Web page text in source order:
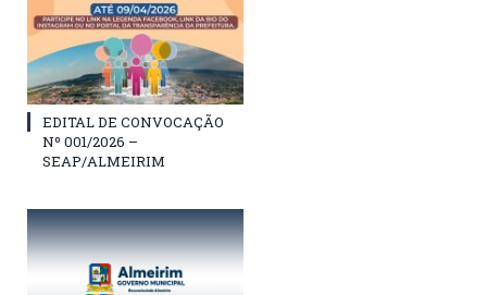
EDITAL DE CONVOCAÇÃO
Nº 001/2026 –
SEAP/ALMEIRIM